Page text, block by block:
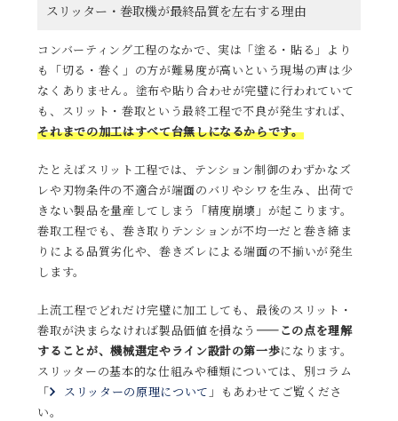
スリッター・巻取機が最終品質を左右する理由
コンバーティング工程のなかで、実は「塗る・貼る」より
も「切る・巻く」の方が難易度が高いという現場の声は少
なくありません。塗布や貼り合わせが完璧に行われていて
も、スリット・巻取という最終工程で不良が発生すれば、
それまでの加工はすべて台無しになるからです。
たとえばスリット工程では、テンション制御のわずかなズ
レや刃物条件の不適合が端面のバリやシワを生み、出荷で
きない製品を量産してしまう「精度崩壊」が起こります。
巻取工程でも、巻き取りテンションが不均一だと巻き締ま
りによる品質劣化や、巻きズレによる端面の不揃いが発生
します。
上流工程でどれだけ完璧に加工しても、最後のスリット・
巻取が決まらなければ製品価値を損なう ——この点を理解
することが、機械選定やライン設計の第一歩になります。
スリッターの基本的な仕組みや種類については、別コラム
「
スリッターの原理について 」もあわせてご覧くださ
い。